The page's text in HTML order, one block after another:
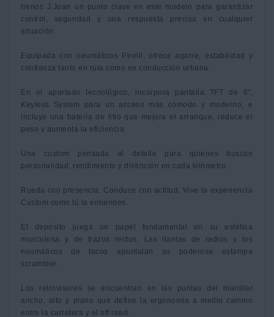
frenos J.Juan un punto clave en este modelo para garantizar
control, seguridad y una respuesta precisa en cualquier
situación.
Equipada con neumáticos Pirelli, ofrece agarre, estabilidad y
confianza tanto en ruta como en conducción urbana.
En el apartado tecnológico, incorpora pantalla TFT de 6",
Keyless System para un acceso más cómodo y moderno, e
incluye una batería de litio que mejora el arranque, reduce el
peso y aumenta la eficiencia.
Una custom pensada al detalle para quienes buscan
personalidad, rendimiento y distinción en cada kilómetro.
Rueda con presencia. Conduce con actitud. Vive la experiencia
Custom como tú la entiendes.
El depósito juega un papel fundamental en su estética
musculosa y de trazos rectos. Las llantas de radios y los
neumáticos de tacos apuntalan su poderosa estampa
scrambler.
Los retrovisores se encuentran en las puntas del manillar
ancho, alto y plano que define la ergonomía a medio camino
entre la carretera y el off road.